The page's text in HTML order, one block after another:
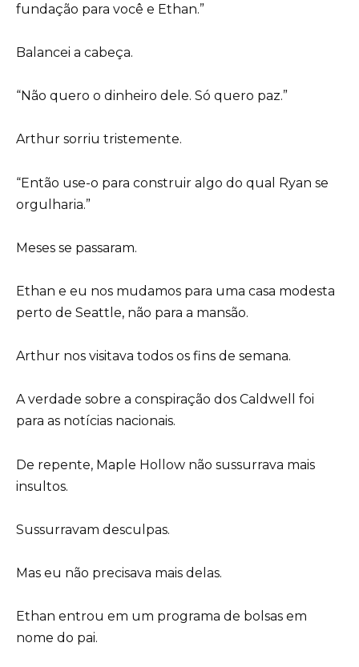
fundação para você e Ethan.”
Balancei a cabeça.
“Não quero o dinheiro dele. Só quero paz.”
Arthur sorriu tristemente.
“Então use-o para construir algo do qual Ryan se
orgulharia.”
Meses se passaram.
Ethan e eu nos mudamos para uma casa modesta
perto de Seattle, não para a mansão.
Arthur nos visitava todos os fins de semana.
A verdade sobre a conspiração dos Caldwell foi
para as notícias nacionais.
De repente, Maple Hollow não sussurrava mais
insultos.
Sussurravam desculpas.
Mas eu não precisava mais delas.
Ethan entrou em um programa de bolsas em
nome do pai.